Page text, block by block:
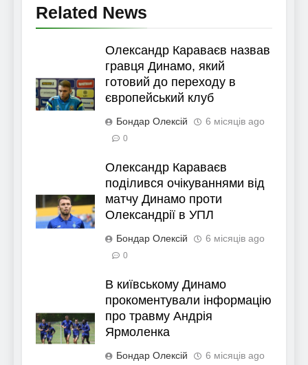
Related News
Олександр Караваєв назвав
гравця Динамо, який
готовий до переходу в
європейський клуб
Бондар Олексій 6 місяців ago
0
Олександр Караваєв
поділився очікуваннями від
матчу Динамо проти
Олександрії в УПЛ
Бондар Олексій 6 місяців ago
0
В київському Динамо
прокоментували інформацію
про травму Андрія
Ярмоленка
Бондар Олексій 6 місяців ago